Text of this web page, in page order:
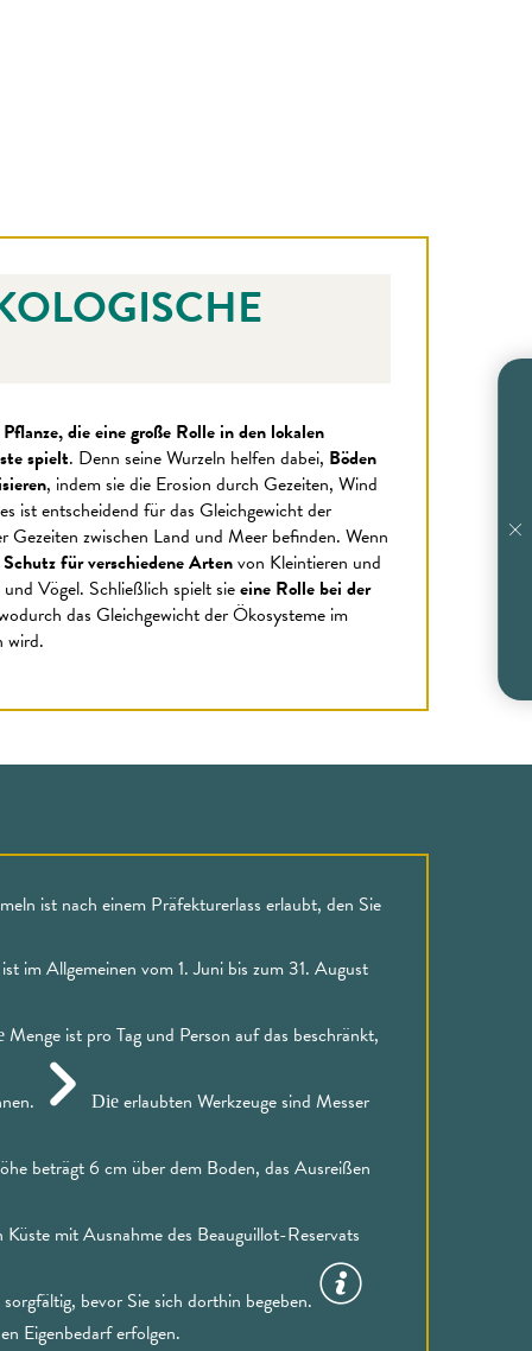
die eine große Rolle in den lokalen
spielt. Denn seine Wurzeln helfen dabei, Böden
, indem sie die Erosion durch Gezeiten, Wind
ist entscheidend für das Gleichgewicht der
Gezeiten zwischen Land und Meer befinden. Wenn
Schutz für verschiedene Artenvon Kleintieren und
Vögel. Schließlich spielt sieeine Rolle bei der
das Gleichgewicht der Ökosysteme im
wird.
ist nach einem Präfekturerlass erlaubt, den Sie
im Allgemeinen vom 1. Juni bis zum 31. August
Menge ist pro Tag und Person auf das beschränkt,
Die erlaubten Werkzeuge sind Messer
beträgt 6 cm über dem Boden, das Ausreißen
Küste mit Ausnahme des Beauguillot-Reservats
bevor Sie sich dorthin begeben.
Eigenbedarf erfolgen.